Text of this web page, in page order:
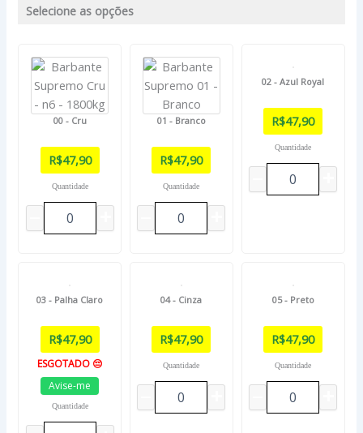
Selecione as opções
00 - Cru
R$47,90
Quantidade
01 - Branco
R$47,90
Quantidade
02 - Azul Royal
R$47,90
Quantidade
03 - Palha Claro
R$47,90
ESGOTADO 😔
Avise-me
Quantidade
04 - Cinza
R$47,90
Quantidade
05 - Preto
R$47,90
Quantidade